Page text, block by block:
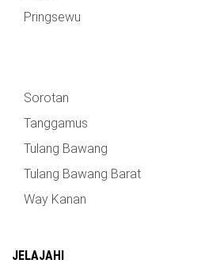
Pringsewu
Sorotan
Tanggamus
Tulang Bawang
Tulang Bawang Barat
Way Kanan
JELAJAHI